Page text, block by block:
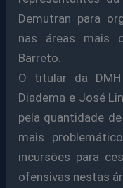
Demutran para
nas áreas mais
Barreto.
O titular da
Diadema e José
pela quantidade
mais
incursões para
ofensivas nestas